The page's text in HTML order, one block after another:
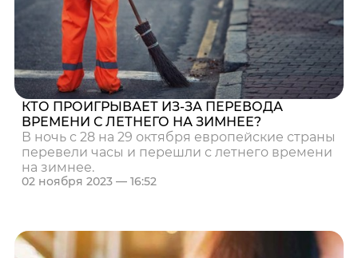
КТО ПРОИГРЫВАЕТ ИЗ-ЗА ПЕРЕВОДА
ВРЕМЕНИ С ЛЕТНЕГО НА ЗИМНЕЕ?
В ночь с 28 на 29 октября европейские страны
перевели часы и перешли с летнего времени
на зимнее.
02 ноября 2023 — 16:52